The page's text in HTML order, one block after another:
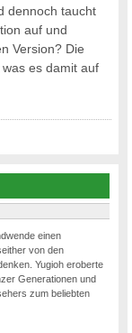
dennoch taucht
auf und
Version? Die
es damit auf
einen
von den
Yugioh eroberte
Generationen und
zum beliebten